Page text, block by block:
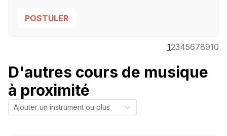
POSTULER
12345678910
D'autres cours de musique
à proximité